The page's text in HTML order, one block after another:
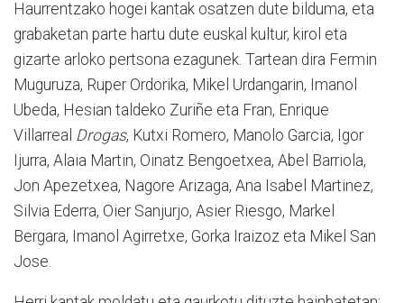
Haurrentzako hogei kantak osatzen dute bilduma, eta
grabaketan parte hartu dute euskal kultur, kirol eta
gizarte arloko pertsona ezagunek. Tartean dira Fermin
Muguruza, Ruper Ordorika, Mikel Urdangarin, Imanol
Ubeda, Hesian taldeko Zuriñe eta Fran, Enrique
Villarreal Drogas, Kutxi Romero, Manolo Garcia, Igor
Ijurra, Alaia Martin, Oinatz Bengoetxea, Abel Barriola,
Jon Apezetxea, Nagore Arizaga, Ana Isabel Martinez,
Silvia Ederra, Oier Sanjurjo, Asier Riesgo, Markel
Bergara, Imanol Agirretxe, Gorka Iraizoz eta Mikel San
Jose.